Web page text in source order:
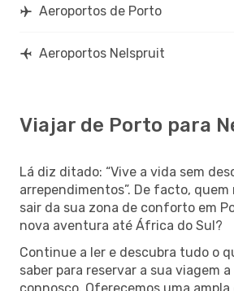
Aeroportos de Porto
Aeroportos Nelspruit
Viajar de Porto para
Lá diz ditado: “Vive a vida sem
arrependimentos”. De facto, quem
sair da sua zona de conforto em
nova aventura até África do Sul?
Continue a ler e descubra tudo o
saber para reservar a sua viagem